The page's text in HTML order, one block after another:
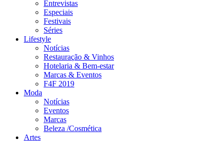
Entrevistas
Especiais
Festivais
Séries
Lifestyle
Notícias
Restauração & Vinhos
Hotelaria & Bem-estar
Marcas & Eventos
F4F 2019
Moda
Notícias
Eventos
Marcas
Beleza /Cosmética
Artes